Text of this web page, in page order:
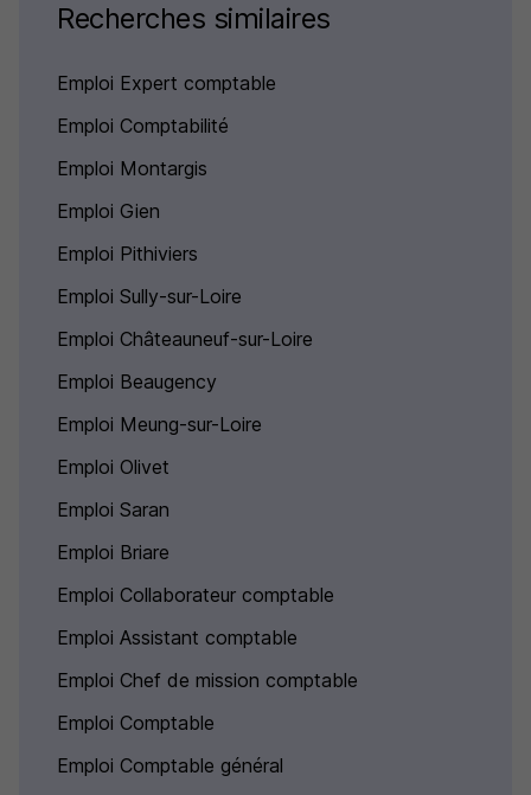
Recherches similaires
Emploi Expert comptable
Emploi Comptabilité
Emploi Montargis
Emploi Gien
Emploi Pithiviers
Emploi Sully-sur-Loire
Emploi Châteauneuf-sur-Loire
Emploi Beaugency
Emploi Meung-sur-Loire
Emploi Olivet
Emploi Saran
Emploi Briare
Emploi Collaborateur comptable
Emploi Assistant comptable
Emploi Chef de mission comptable
Emploi Comptable
Emploi Comptable général